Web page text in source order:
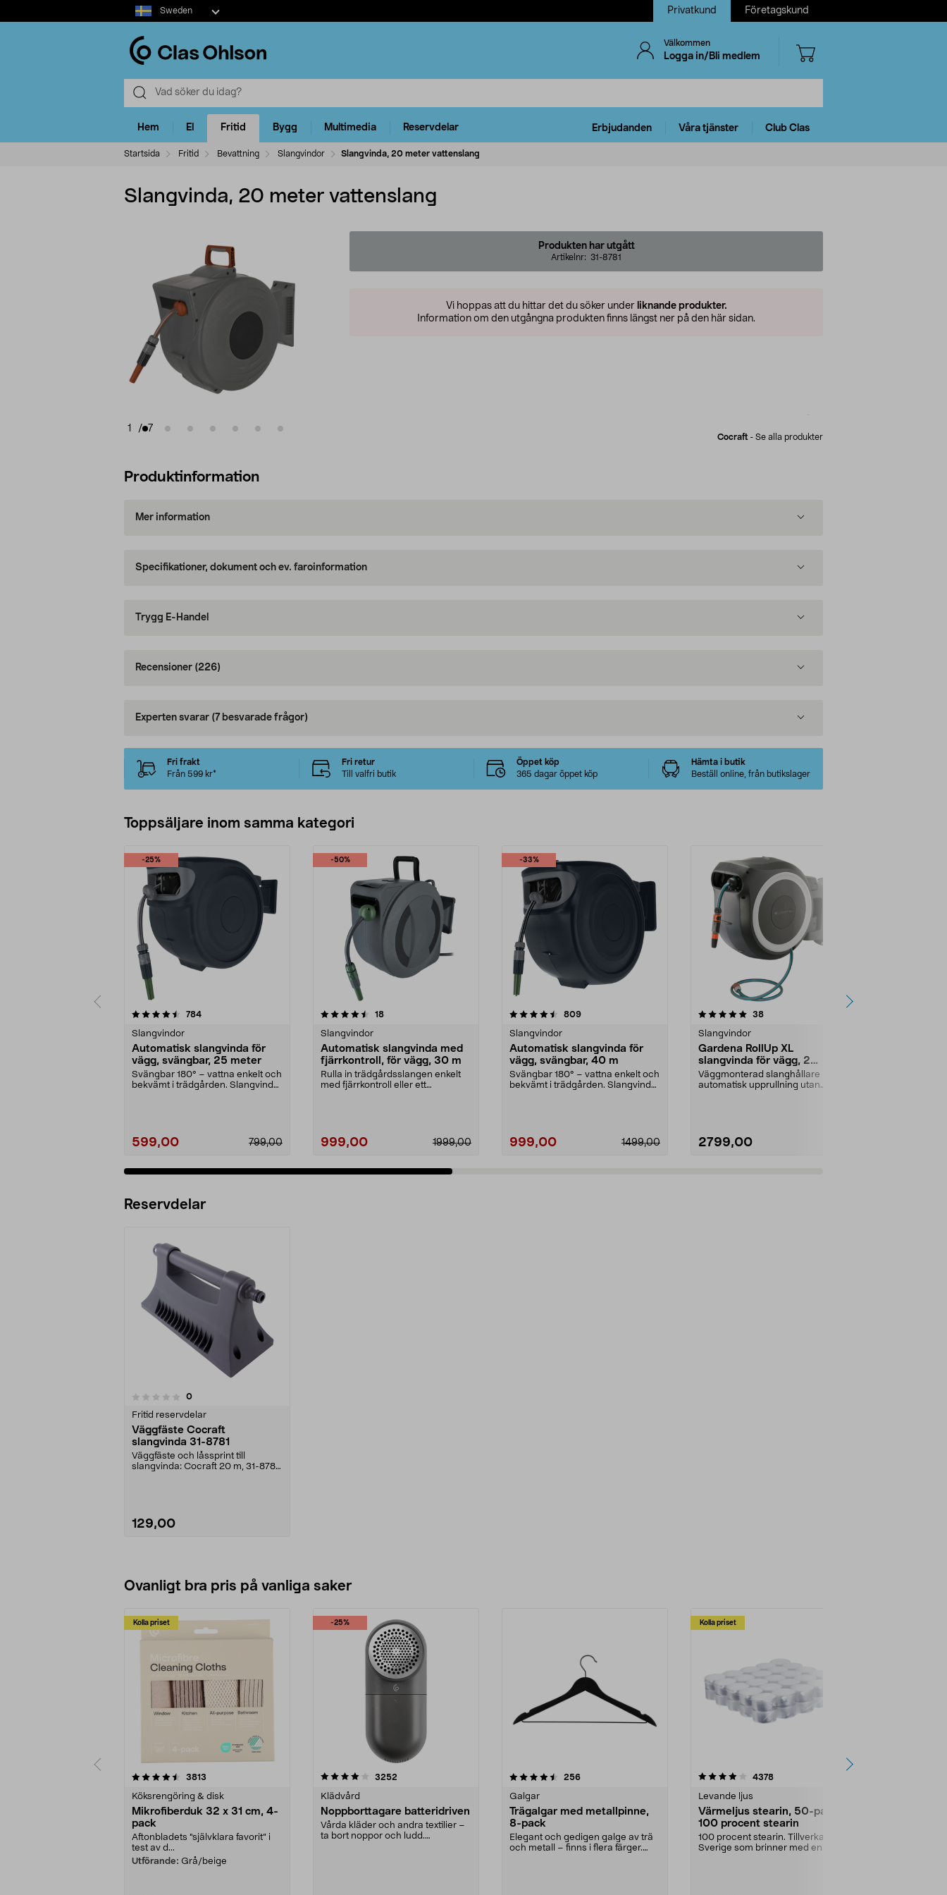
Select
market
Sweden Privatkund Företagskund
Välkommen
Logga in/Bli medlem
Hem El Fritid Bygg Multimedia Reservdelar Erbjudanden Våra tjänster Club Clas
Startsida Fritid Bevattning Slangvindor Slangvinda, 20 meter vattenslang
Slangvinda, 20 meter vattenslang
1 / 7
Produkten har utgått
Artikelnr: 31-8781
Vi hoppas att du hittar det du söker under liknande produkter.
Information om den utgångna produkten finns längst ner på den här sidan.
Cocraft - Se alla produkter
Produktinformation
Mer information
Specifikationer, dokument och ev. faroinformation
Trygg E-Handel
Recensioner (226)
Experten svarar (7 besvarade frågor)
Fri frakt
Från 599 kr*
Fri retur
Till valfri butik
Öppet köp
365 dagar öppet köp
Hämta i butik
Beställ online, från butikslager
Toppsäljare inom samma kategori
-25%
784recensioner
Slangvindor
Automatisk slangvinda för
vägg, svängbar, 25 meter
Svängbar 180° – vattna enkelt och
bekvämt i trädgården. Slangvinda
599,00 799,00
-50%
4.5 av 5 stjärnor 18recensioner
Slangvindor
Automatisk slangvinda med
fjärrkontroll, för vägg, 30 m
Rulla in trädgårdsslangen enkelt
med fjärrkontroll eller ett
999,00 1999,00
-33%
4.5 av 5 stjärnor 809recensioner
Slangvindor
Automatisk slangvinda för
vägg, svängbar, 40 m
Svängbar 180° – vattna enkelt och
bekvämt i trädgården. Slangvinda
999,00 1499,00
5.0 av 5 stjärnor 38recensioner
Slangvindor
Gardena RollUp XL
slangvinda för vägg, 2
munstycken, 35 m
Väggmonterad slanghållare med
automatisk upprullning utan
2799,00
4.5 av 5 stjärnor
Reservdelar
0recensioner
Fritid reservdelar
Väggfäste Cocraft
slangvinda 31-8781
Väggfäste och låssprint till
slangvinda: Cocraft 20 m, 31-8781
129,00
Ovanligt bra pris på vanliga saker
Kolla priset
3813
Köksrengöring & disk
Mikrofiberduk 32 x 31 cm, 4-
pack
Aftonbladets "självklara favorit” i
test av d...
Utförande: Grå/beige
-25%
4.0av 5 stjärnor 3252
Klädvård
Noppborttagare batteridriven
Vårda kläder och andra textilier –
ta bort noppor och ludd.
4.5av 5 stjärnor 256recensioner
Galgar
Trägalgar med metallpinne,
8-pack
Elegant och gedigen galge av trä
och metall – finns i flera färger.
Kolla priset
4.0av 5 stjärnor 4378recensioner
Levande ljus
Värmeljus stearin, 50-pack,
100 procent stearin
100 procent stearin. Tillverkade i
Sverige som brinner med en
4.5av 5 stjärnor